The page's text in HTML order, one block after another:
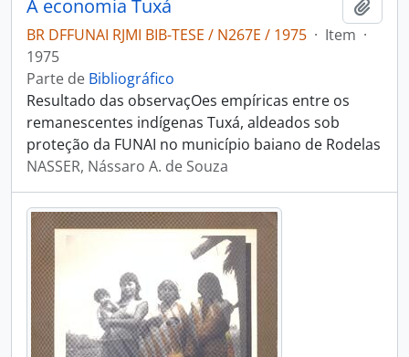
A economia Tuxá
BR DFFUNAI RJMI BIB-TESE / N267E / 1975 · Item ·
1975
Parte de Bibliográfico
Resultado das observaçOes empíricas entre os
remanescentes indígenas Tuxá, aldeados sob
proteção da FUNAI no município baiano de Rodelas
NASSER, Nássaro A. de Souza